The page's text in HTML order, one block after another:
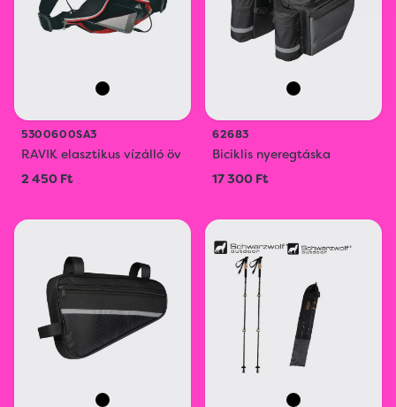
5300600SA3
RAVIK elasztikus vízálló öv
2 450 Ft
62683
Biciklis nyeregtáska
17 300 Ft